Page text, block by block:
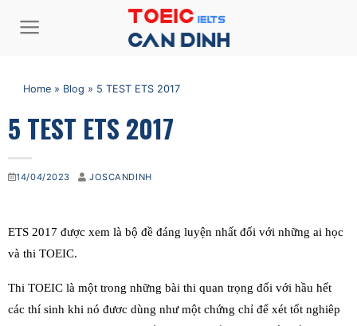
qua
Home » Blog » 5 TEST ETS 2017
5 TEST ETS 2017
14/04/2023 JOSCANDINH
ETS 2017 được xem là bộ đề đáng luyện nhất đối với những ai học
và thi TOEIC.
Thi TOEIC là một trong những bài thi quan trọng đối với hầu hết
các thí sinh khi nó đươc dùng như một chứng chỉ để xét tốt nghiêp